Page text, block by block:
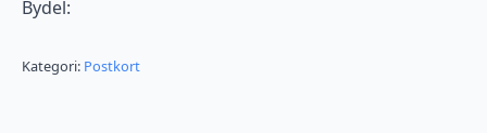
Bydel:
Kategori: Postkort